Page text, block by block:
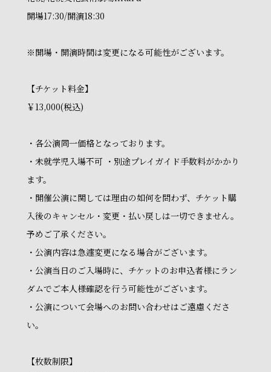
開場17:30/開演18:30
※開場・開演時間は変更になる可能性がございます。
【チケット料金】
￥13,000(税込)
・各公演同一価格となっております。
・未就学児入場不可 ・別途プレイガイド手数料がかかり
ます。
・開催公演に関しては理由の如何を問わず、チケット購
入後のキャンセル・変更・払い戻しは一切できません。
予めご了承ください。
・公演内容は急遽変更になる場合がございます。
・公演当日のご入場時に、チケットのお申込者様にラン
ダムでご本人様確認を行う可能性がございます。
・公演について会場へのお問い合わせはご遠慮くださ
い。
【枚数制限】